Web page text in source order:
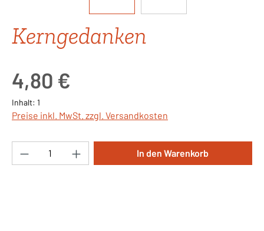
Kerngedanken
4,80 €
Inhalt: 1
Preise inkl. MwSt. zzgl. Versandkosten
Produkt Anzahl: Gib den gewünschten
In den Warenkorb